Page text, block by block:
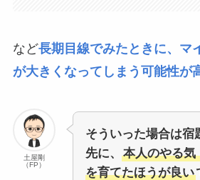
など長期目線でみたときに、マ
が大きくなってしまう可能性が
土屋剛
（FP）
そういった場合は宿
先に、
本人のやる気
を育てたほうが良い